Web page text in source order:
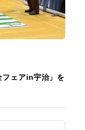
ェアin宇治」を